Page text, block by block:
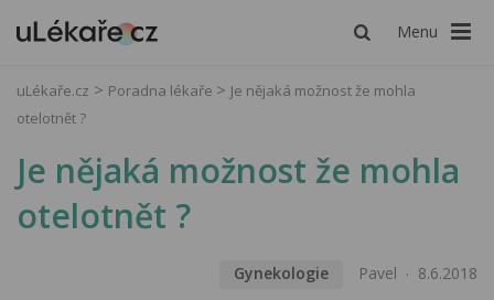
Menu
uLékaře.cz Poradna lékaře
Je nějaká možnost že mohla
otelotnět ?
Je nějaká možnost že mohla
otelotnět ?
Gynekologie Pavel 8.6.2018